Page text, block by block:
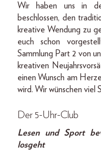
Wir haben uns in
beschlossen, den
kreative Wendung zu
euch schon
Sammlung Part 2 von
kreativen
einen Wunsch am
wird. Wir wünschen viel
Der 5-Uhr-Club
Lesen und Sport
losgeht